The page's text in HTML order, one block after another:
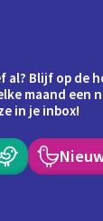
al? Blijf op de
maand een
in je inbox!